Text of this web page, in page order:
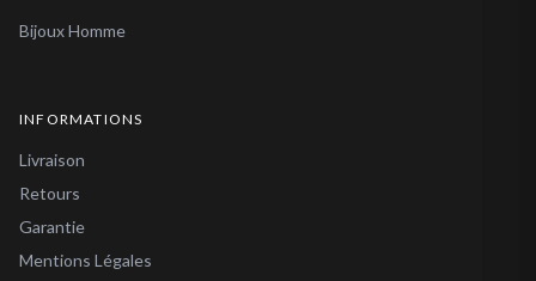
Bijoux Homme
INFORMATIONS
Livraison
Retours
Garantie
Mentions Légales